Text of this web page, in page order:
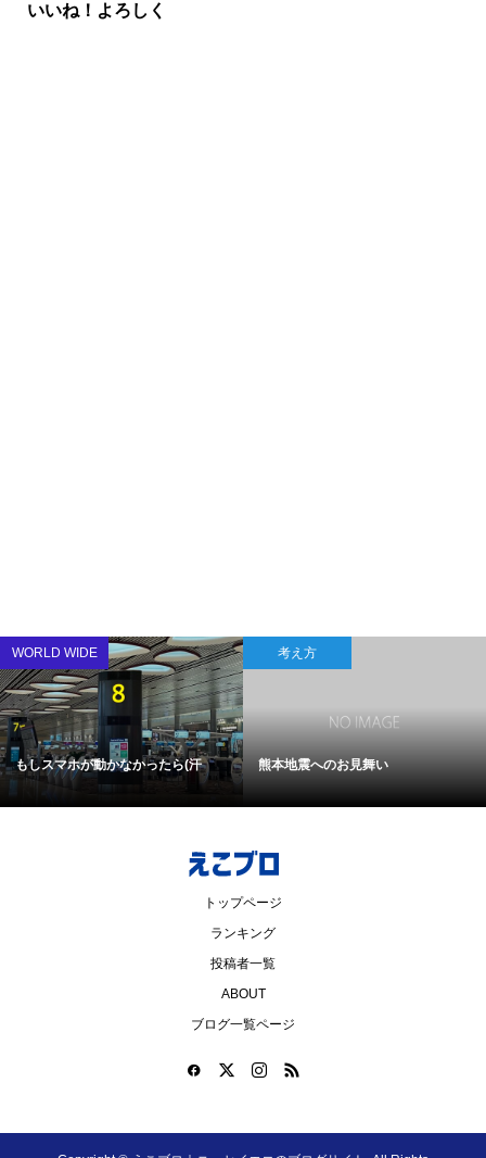
いいね！よろしく
WORLD WIDE
もしスマホが動かなかったら(汗
考え方
熊本地震へのお見舞い
トップページ
ランキング
投稿者一覧
ABOUT
ブログ一覧ページ